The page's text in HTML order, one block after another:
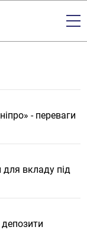
- переваги
для вкладу під